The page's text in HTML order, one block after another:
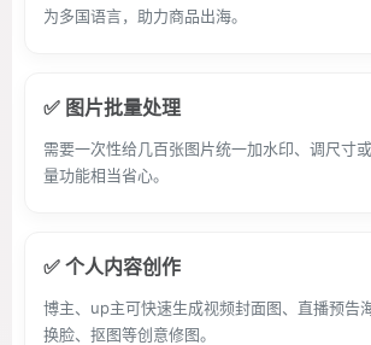
为多国语言，助力商品出海。
✅ 图片批量处理
需要一次性给几百张图片统一加水印、调尺寸
量功能相当省心。
✅ 个人内容创作
博主、up主可快速生成视频封面图、直播预告
换脸、抠图等创意修图。